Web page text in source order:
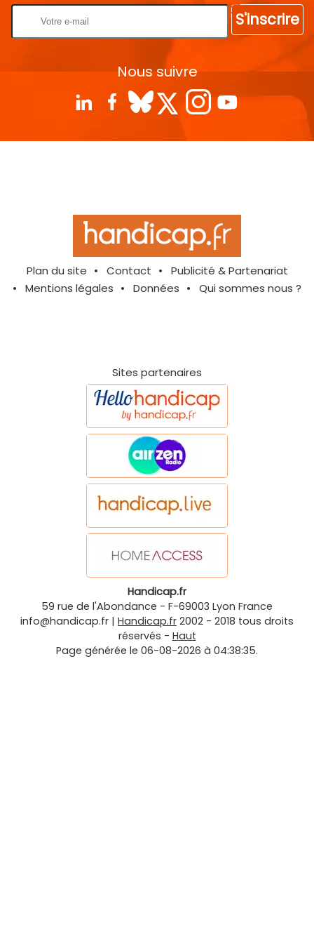
S'inscrire
Nous suivre
Plan du site Contact
Publicité & Partenariat
Mentions légales
Données Qui sommes nous ?
Sites partenaires
Handicap.fr
59 rue de l'Abondance - F-69003 Lyon France
info@handicap.fr | Handicap.fr 2002 - 2018 tous droits
réservés - Haut
Page générée le 06-08-2026 à 04:38:35.